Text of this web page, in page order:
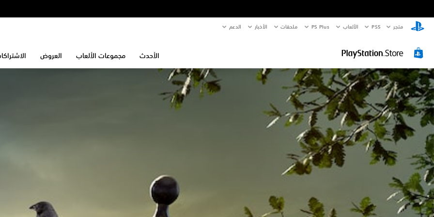
متجر PS5‏ الألعاب PS Plus ملحقات الأخبار الدعم
الأحدث مجموعات الألعاب العروض